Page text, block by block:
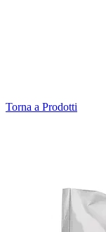
Torna a Prodotti